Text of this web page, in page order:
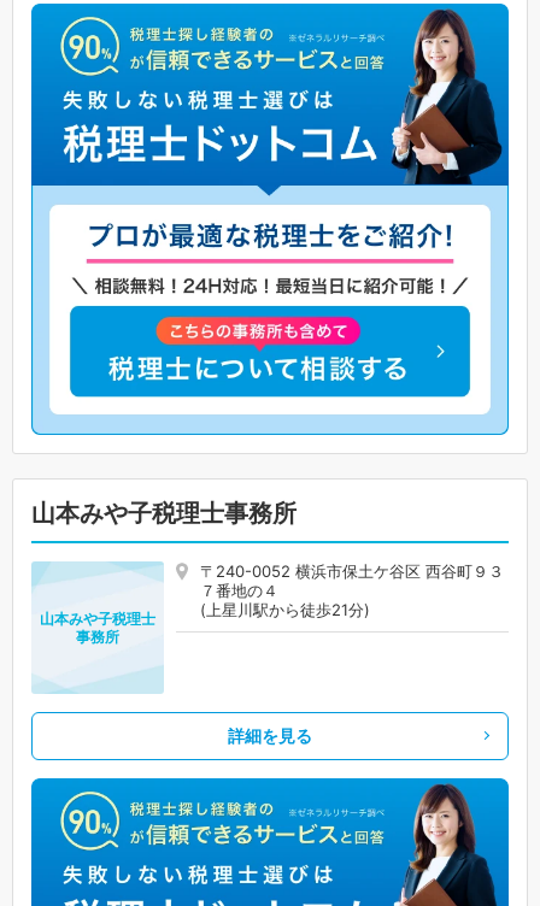
山本みや子税理士事務所
〒240-0052 横浜市保土ケ谷区 西谷町９３
７番地の４
(上星川駅から徒歩21分)
山本みや子税理士
事務所
詳細を見る